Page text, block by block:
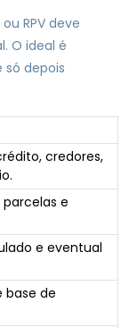
RPV deve
O ideal é
depois
credores,
e
e eventual
base de